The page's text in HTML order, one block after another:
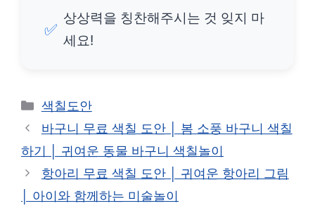
✅
상상력을 칭찬해주시는 것 잊지 마
세요!
카
테
고
리
색칠도안
바구니 무료 색칠 도안 │ 봄 소풍 바구니 색칠
하기 │ 귀여운 동물 바구니 색칠놀이
항아리 무료 색칠 도안 │ 귀여운 항아리 그림
│ 아이와 함께하는 미술놀이